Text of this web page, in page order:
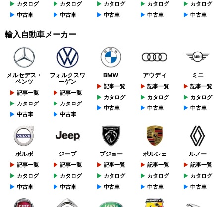
カタログ
中古車
カタログ
中古車
カタログ
中古車
カタログ
中古車
カタログ
中古車
輸入自動車メーカー
メルセデス・
ベンツ
記事一覧
カタログ
中古車
フォルクスワ
ーゲン
記事一覧
カタログ
中古車
BMW
記事一覧
カタログ
中古車
アウディ
記事一覧
カタログ
中古車
ミニ
記事一覧
カタログ
中古車
ボルボ
記事一覧
カタログ
中古車
ジープ
記事一覧
カタログ
中古車
プジョー
記事一覧
カタログ
中古車
ポルシェ
記事一覧
カタログ
中古車
ルノー
記事一覧
カタログ
中古車